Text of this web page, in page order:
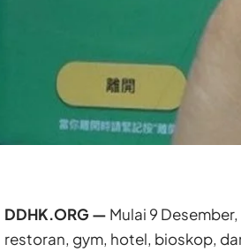
DDHK.ORG — Mulai 9
restoran, gym, hotel, bioskop,